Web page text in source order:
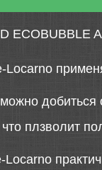
Locarno
добиться
плзволит